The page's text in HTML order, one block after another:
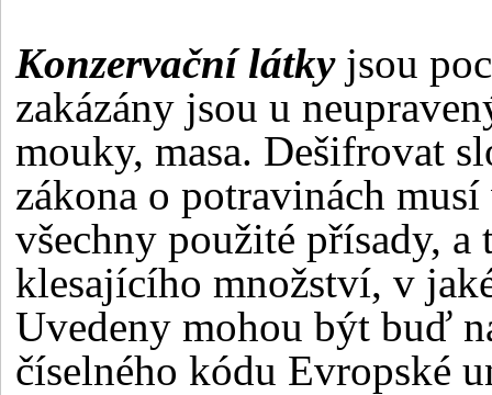
Konzervační látkyjsou
zakázány jsou u
mouky, masa. Dešifrovat
zákona o potravinách
všechny použité přísady,
klesajícího množství, v
Uvedeny mohou být buď
číselného kódu Evropské